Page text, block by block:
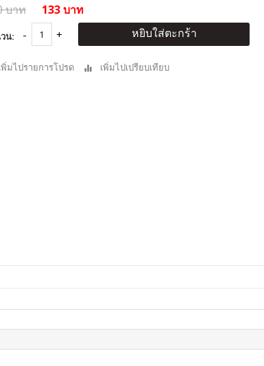
บาท 133 บาท
น: หยิบใส่ตะกร้า
พิ่มไปรายการโปรด เพิ่มไปเปรียบเทียบ